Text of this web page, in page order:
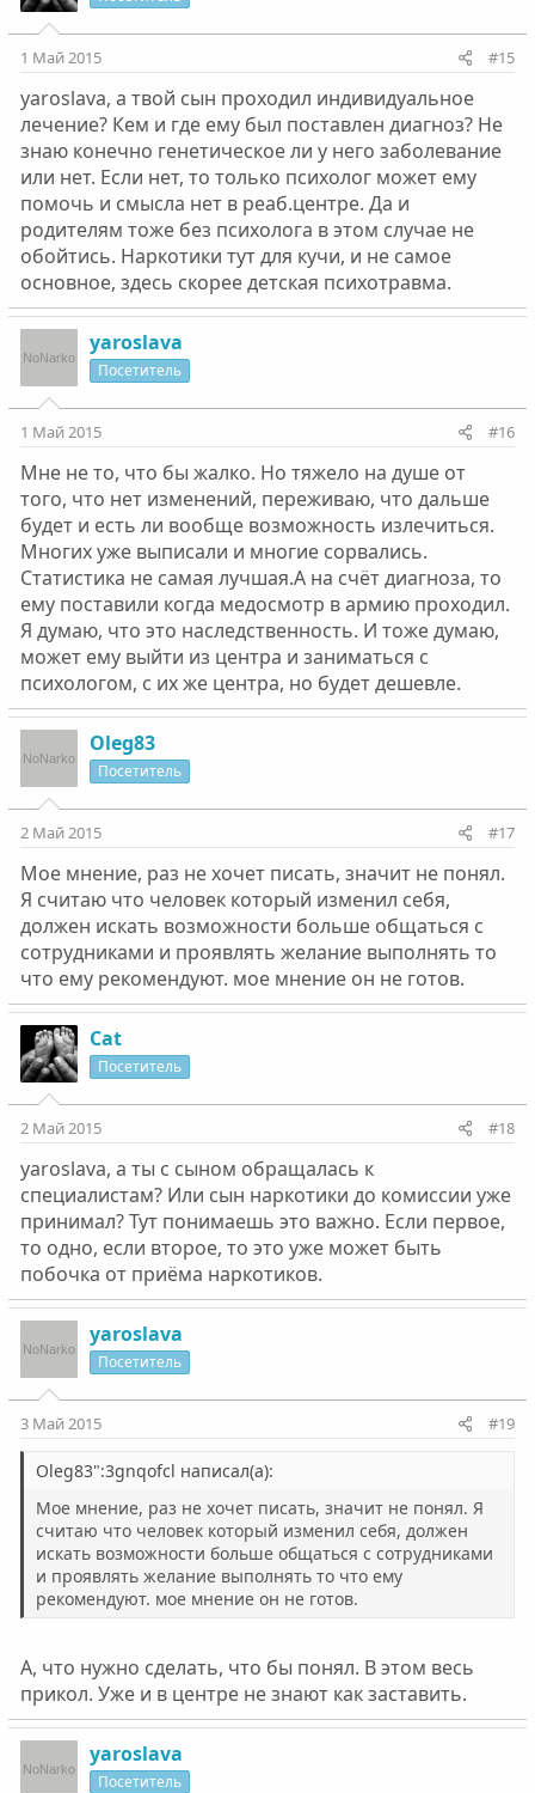
1 Май 2015 #15
yaroslava, а твой сын проходил индивидуальное
лечение? Кем и где ему был поставлен диагноз? Не
знаю конечно генетическое ли у него заболевание
или нет. Если нет, то только психолог может ему
помочь и смысла нет в реаб.центре. Да и
родителям тоже без психолога в этом случае не
обойтись. Наркотики тут для кучи, и не самое
основное, здесь скорее детская психотравма.
yaroslava
Посетитель
1 Май 2015 #16
Мне не то, что бы жалко. Но тяжело на душе от
того, что нет изменений, переживаю, что дальше
будет и есть ли вообще возможность излечиться.
Многих уже выписали и многие сорвались.
Статистика не самая лучшая.А на счёт диагноза, то
ему поставили когда медосмотр в армию проходил.
Я думаю, что это наследственность. И тоже думаю,
может ему выйти из центра и заниматься с
психологом, с их же центра, но будет дешевле.
Oleg83
Посетитель
2 Май 2015 #17
Мое мнение, раз не хочет писать, значит не понял.
Я считаю что человек который изменил себя,
должен искать возможности больше общаться с
сотрудниками и проявлять желание выполнять то
что ему рекомендуют. мое мнение он не готов.
Cat
Посетитель
2 Май 2015 #18
yaroslava, а ты с сыном обращалась к
специалистам? Или сын наркотики до комиссии уже
принимал? Тут понимаешь это важно. Если первое,
то одно, если второе, то это уже может быть
побочка от приёма наркотиков.
yaroslava
Посетитель
3 Май 2015 #19
Oleg83":3gnqofcl написал(а):
Мое мнение, раз не хочет писать, значит не понял. Я
считаю что человек который изменил себя, должен
искать возможности больше общаться с сотрудниками
и проявлять желание выполнять то что ему
рекомендуют. мое мнение он не готов.
А, что нужно сделать, что бы понял. В этом весь
прикол. Уже и в центре не знают как заставить.
yaroslava
Посетитель